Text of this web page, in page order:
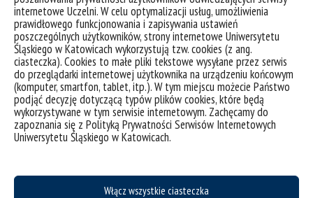
internetowe Uczelni. W celu optymalizacji usług, umożliwienia
prawidłowego funkcjonowania i zapisywania ustawień
poszczególnych użytkowników, strony internetowe Uniwersytetu
Śląskiego w Katowicach wykorzystują tzw. cookies (z ang.
ciasteczka). Cookies to małe pliki tekstowe wysyłane przez serwis
do przeglądarki internetowej użytkownika na urządzeniu końcowym
(komputer, smartfon, tablet, itp.). W tym miejscu możecie Państwo
podjąć decyzję dotyczącą typów plików cookies, które będą
wykorzystywane w tym serwisie internetowym. Zachęcamy do
zapoznania się z Polityką Prywatności Serwisów Internetowych
Uniwersytetu Śląskiego w Katowicach.
Włącz wszystkie ciasteczka
deklaracja dostępności
mapa strony
Instytut Chemii
Uniwersytet Śląski w Katowicach